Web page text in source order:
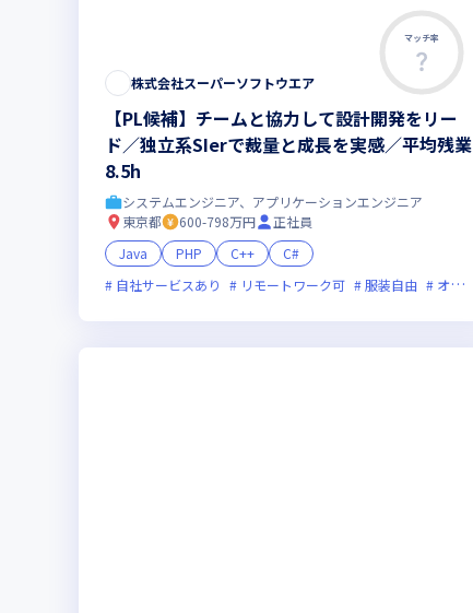
マッチ率
株式会社スーパーソフトウエア
【PL候補】チームと協力して設計開発をリー
ド／独立系SIerで裁量と成長を実感／平均残業
8.5h
システムエンジニア、アプリケーションエンジニア
東京都
600-798万円
正社員
Java
PHP C++
C#
自社サービスあり
リモートワーク可 服装自由 オンライン選考可